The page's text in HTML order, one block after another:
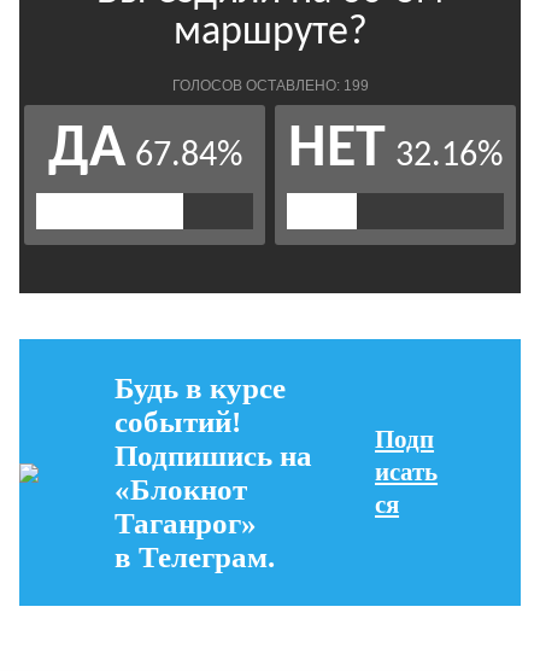
Будь в курсе
событий!
Подпишись на
«Блокнот
Таганрог»
в Телеграм.
Подп
исать
ся